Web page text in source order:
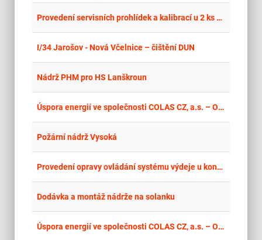
Provedení servisních prohlídek a kalibrací u 2 ks kontejnerů na PHM- CN 10KN-3 a CN 10KN-2
I/34 Jarošov - Nová Včelnice – čištění DUN
Nádrž PHM pro HS Lanškroun
Úspora energií ve společnosti COLAS CZ, a.s. – Obalovna Tasovice
Požární nádrž Vysoká
Provedení opravy ovládání systému výdeje u kontejneru PHM-CN10KN-3
Dodávka a montáž nádrže na solanku
Úspora energií ve společnosti COLAS CZ, a.s. – Obalovna Tasovice – II